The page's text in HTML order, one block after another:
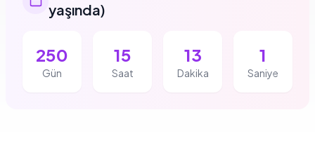
yaşında)
250
Gün
15
Saat
13
Dakika
1
Saniye